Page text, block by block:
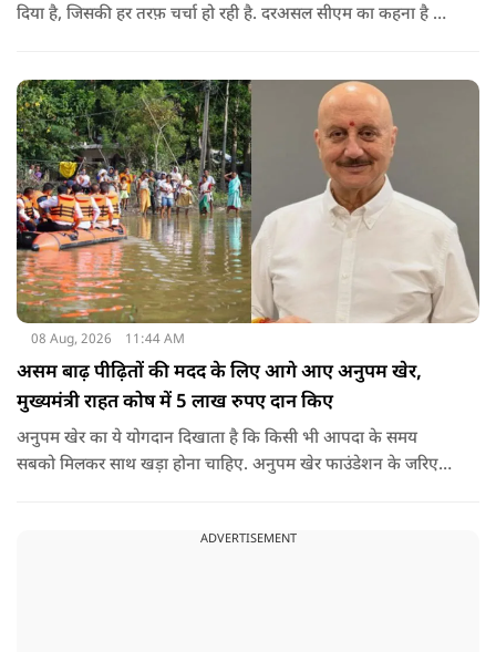
दिया है, जिसकी हर तरफ़ चर्चा हो रही है. दरअसल सीएम का कहना है कि
08 Aug, 2026 11:44 AM
असम बाढ़ पीढ़ितों की मदद के लिए आगे आए अनुपम खेर,
मुख्यमंत्री राहत कोष में 5 लाख रुपए दान किए
अनुपम खेर का ये योगदान दिखाता है कि किसी भी आपदा के समय
सबको मिलकर साथ खड़ा होना चाहिए. अनुपम खेर फाउंडेशन के जरिए
मदद के लिए उनके द्वारा किया गया ये दान भी उसी कड़ी का एक हिस्सा है.
ADVERTISEMENT